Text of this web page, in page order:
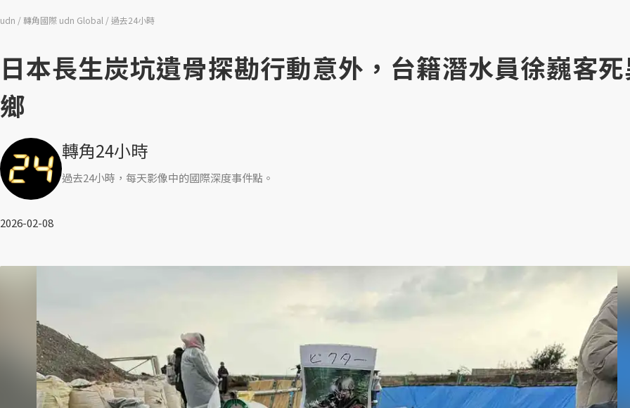
udn 轉角國際 udn Global 過去24小時
日本長生炭坑遺骨探勘行動意外，台籍潛水員徐巍客
鄉
轉角24小時
過去24小時，每天影像中的國際深度事件點。
2026-02-08